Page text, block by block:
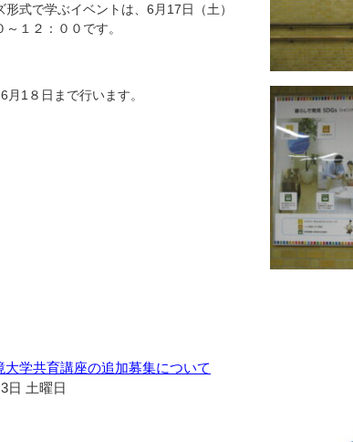
形式で学ぶイベントは、6月17日（土）
～１２：００です。
1８日まで行います。
大学共育講座の追加募集について
日 土曜日